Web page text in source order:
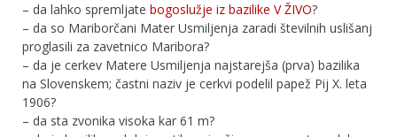
– da lahko spremljate bogoslužje iz bazilike V ŽIVO?
– da so Mariborčani Mater Usmiljenja zaradi številnih uslišanj
proglasili za zavetnico Maribora?
– da je cerkev Matere Usmiljenja najstarejša (prva) bazilika
na Slovenskem; častni naziv je cerkvi podelil papež Pij X. leta
1906?
– da sta zvonika visoka kar 61 m?